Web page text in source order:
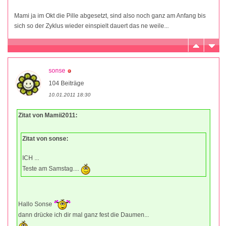
Mami ja im Okt die Pille abgesetzt, sind also noch ganz am Anfang bis
sich so der Zyklus wieder einspielt dauert das ne weile...
sonse
104 Beiträge
10.01.2011 18:30
Zitat von Mamii2011:
Zitat von sonse:
ICH ...
Teste am Samstag....
Hallo Sonse
dann drücke ich dir mal ganz fest die Daumen...